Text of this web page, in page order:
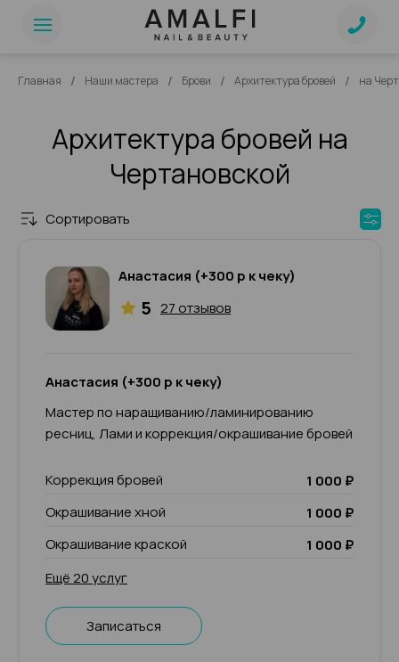
Главная / Наши мастера / Брови / Архитектура бровей / на
Архитектура бровей на
Чертановской
Сортировать
Анастасия (+300 р к чеку)
5 27 отзывов
Анастасия (+300 р к чеку)
Мастер по наращиванию/ламинированию
ресниц, Лами и коррекция/окрашивание бровей
Коррекция бровей
1 000 ₽
Окрашивание хной
1 000 ₽
Окрашивание краской
1 000 ₽
Ещё 20 услуг
Записаться